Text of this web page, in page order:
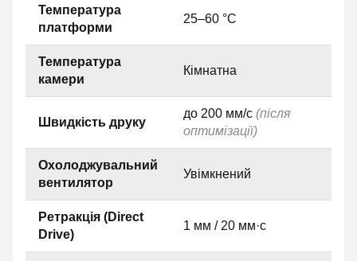
Температура
платформи
25–60 °C
Температура
камери
Кімнатна
Швидкість друку
до 200 мм/с (після
оптимізації)
Охолоджувальний
вентилятор
Увімкнений
Ретракція (Direct
Drive)
1 мм / 20 мм·с